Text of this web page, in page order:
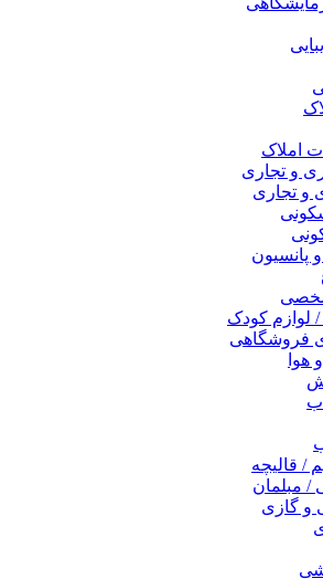
املاک
و تجاری
و تجاری
و پانسیون
لوازم کودک
فروشگاهی
هوا
/ قالیچه
/ مبلمان
و گازی